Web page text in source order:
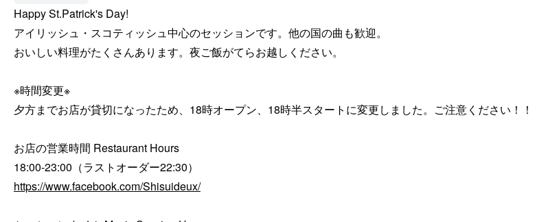
Happy St.Patrick's Day!
アイリッシュ・スコティッシュ中心のセッションです。他の国の曲も歓迎。
おいしい料理がたくさんあります。夜ご飯がてらお越しください。
※時間変更※
夕方までお店が貸切になったため、18時オープン、18時半スタートに変更しました。ご注意ください！！
お店の営業時間 Restaurant Hours
https://www.facebook.com/Shisuideux/